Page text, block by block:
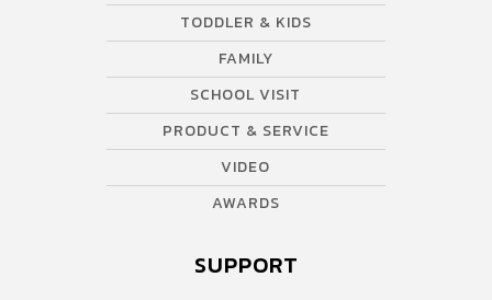
TODDLER & KIDS
FAMILY
SCHOOL VISIT
PRODUCT & SERVICE
VIDEO
AWARDS
SUPPORT